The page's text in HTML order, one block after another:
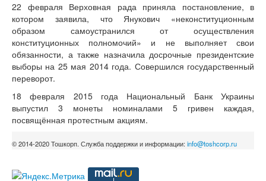
22 февраля Верховная рада приняла постановление, в
котором заявила, что Янукович «неконституционным
образом самоустранился от осуществления
конституционных полномочий» и не выполняет свои
обязанности, а также назначила досрочные президентские
выборы на 25 мая 2014 года. Совершился государственный
переворот.
18 февраля 2015 года Национальный Банк Украины
выпустил 3 монеты номиналами 5 гривен каждая,
посвящённая протестным акциям.
© 2014-2020 Тошкорп. Служба поддержки и информации:info@toshcorp.ru